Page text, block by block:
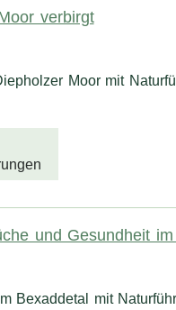
verbirgt
Moor mit
und Gesundheit
Bexaddetal mit